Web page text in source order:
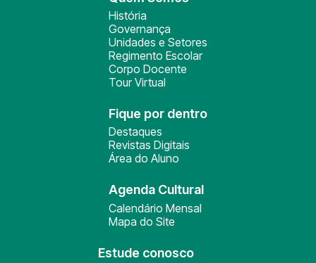
História
Governança
Unidades e Setores
Regimento Escolar
Corpo Docente
Tour Virtual
Fique por dentro
Destaques
Revistas Digitais
Área do Aluno
Agenda Cultural
Calendário Mensal
Mapa do Site
Estude conosco